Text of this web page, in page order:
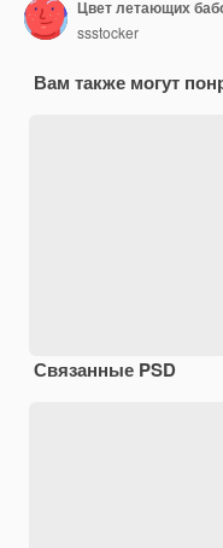
Цвет летающих
ssstocker
Вам также могут
Связанные PSD